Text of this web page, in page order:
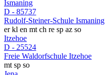
Ismaning
D - 85737
Rudolf-Steiner-Schule Ismaning
er kl en mt ch re sp az so
Itzehoe
D - 25524
Freie Waldorfschule Itzehoe
mt sp so